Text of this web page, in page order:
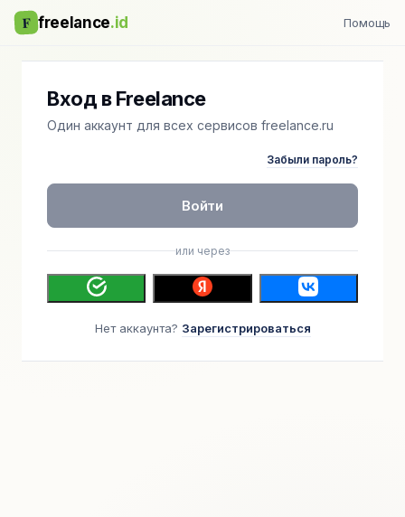
F freelance.id Помощь
Вход в Freelance
Один аккаунт для всех сервисов freelance.ru
Забыли пароль?
Войти
или через
Нет аккаунта? Зарегистрироваться